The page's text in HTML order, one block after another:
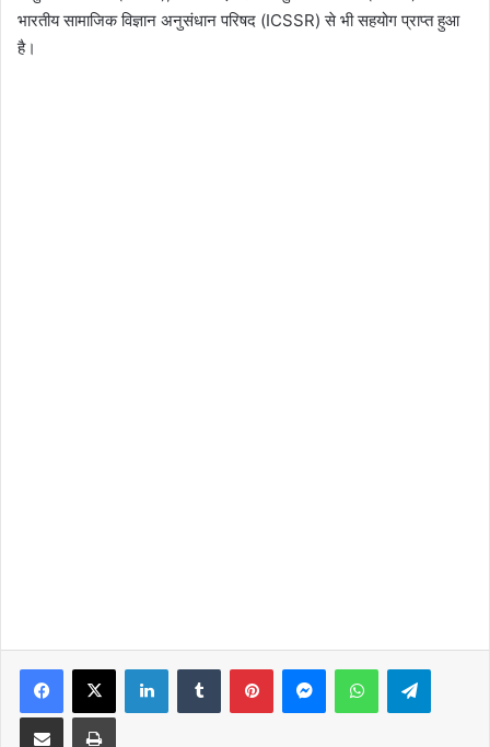
भारतीय सामाजिक विज्ञान अनुसंधान परिषद (ICSSR) से भी सहयोग प्राप्त हुआ
है।
Facebook
X LinkedInTumblr PinterestMessengerWhatsApp
Share via Email Print